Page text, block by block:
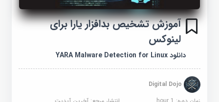
آموزش تشخیص بدافزار یارا برای
لینوکس
دانلود YARA Malware Detection for Linux
Digital Dojo